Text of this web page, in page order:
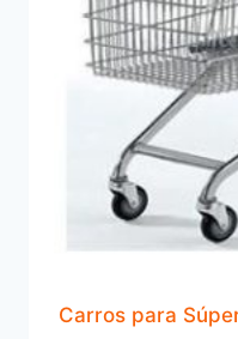
Carros para